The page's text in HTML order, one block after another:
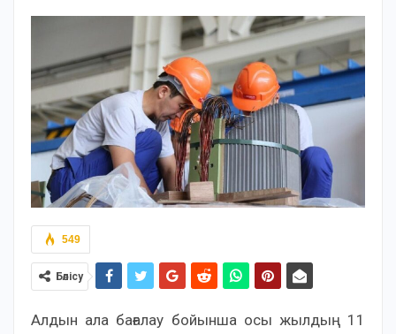
549
Бөлісу
Алдын ала бағалау бойынша осы жылдың 11